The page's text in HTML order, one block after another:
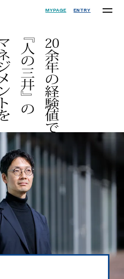
MYPAGE ENTRY
20
余年の経験値で
『人の三井』
の
トを